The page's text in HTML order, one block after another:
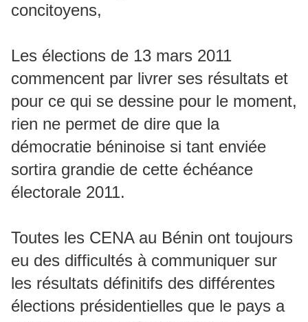
concitoyens,
Les élections de 13 mars 2011
commencent par livrer ses résultats et
pour ce qui se dessine pour le moment,
rien ne permet de dire que la
démocratie béninoise si tant enviée
sortira grandie de cette échéance
électorale 2011.
Toutes les CENA au Bénin ont toujours
eu des difficultés à communiquer sur
les résultats définitifs des différentes
élections présidentielles que le pays a